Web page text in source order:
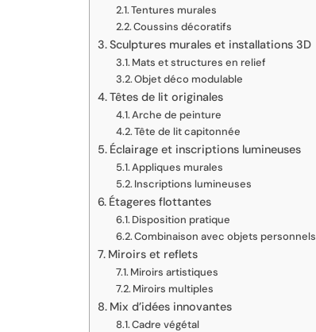
Tentures murales
Coussins décoratifs
Sculptures murales et installations 3D
Mats et structures en relief
Objet déco modulable
Têtes de lit originales
Arche de peinture
Tête de lit capitonnée
Éclairage et inscriptions lumineuses
Appliques murales
Inscriptions lumineuses
Étageres flottantes
Disposition pratique
Combinaison avec objets personnels
Miroirs et reflets
Miroirs artistiques
Miroirs multiples
Mix d’idées innovantes
Cadre végétal